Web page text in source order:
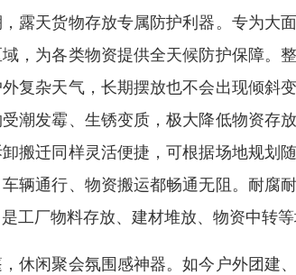
露天货物存放专属防护利器。专为大
，为各类物资提供全天候防护保障。
复杂天气，长期摆放也不会出现倾斜
潮发霉、生锈变质，极大降低物资存
搬迁同样灵活便捷，可根据场地规划
辆通行、物资搬运都畅通无阻。耐腐
工厂物料存放、建材堆放、物资中转等
休闲聚会氛围感神器。如今户外团